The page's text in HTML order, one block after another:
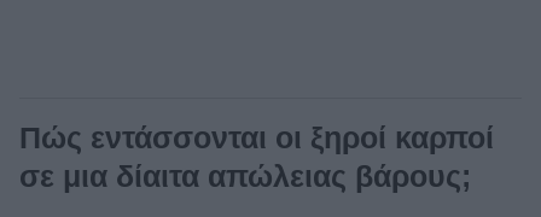
Πώς εντάσσονται οι ξηροί καρποί
σε μια δίαιτα απώλειας βάρους;